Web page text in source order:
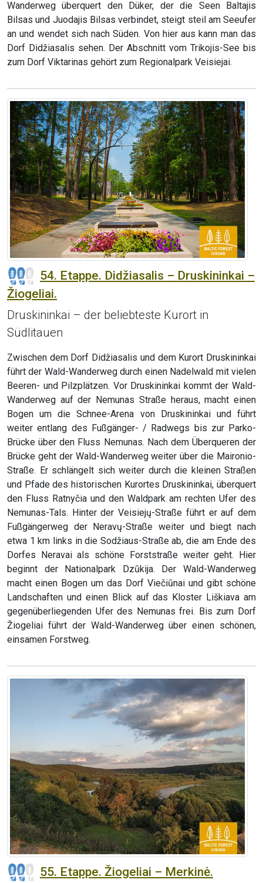
Wanderweg überquert den Düker, der die Seen Baltajis
Bilsas und Juodajis Bilsas verbindet, steigt steil am Seeufer
an und wendet sich nach Süden. Von hier aus kann man das
Dorf Didžiasalis sehen. Der Abschnitt vom Trikojis-See bis
zum Dorf Viktarinas gehört zum Regionalpark Veisiejai.
54. Etappe. Didžiasalis – Druskininkai –
Žiogeliai.
Druskininkai – der beliebteste Kurort in
Südlitauen
Zwischen dem Dorf Didžiasalis und dem Kurort Druskininkai
führt der Wald-Wanderweg durch einen Nadelwald mit vielen
Beeren- und Pilzplätzen. Vor Druskininkai kommt der Wald-
Wanderweg auf der Nemunas Straße heraus, macht einen
Bogen um die Schnee-Arena von Druskininkai und führt
weiter entlang des Fußgänger- / Radwegs bis zur Parko-
Brücke über den Fluss Nemunas. Nach dem Überqueren der
Brücke geht der Wald-Wanderweg weiter über die Maironio-
Straße. Er schlängelt sich weiter durch die kleinen Straßen
und Pfade des historischen Kurortes Druskininkai, überquert
den Fluss Ratnyčia und den Waldpark am rechten Ufer des
Nemunas-Tals. Hinter der Veisiejų-Straße führt er auf dem
Fußgängerweg der Neravų-Straße weiter und biegt nach
etwa 1 km links in die Sodžiaus-Straße ab, die am Ende des
Dorfes Neravai als schöne Forststraße weiter geht. Hier
beginnt der Nationalpark Dzūkija. Der Wald-Wanderweg
macht einen Bogen um das Dorf Viečiūnai und gibt schöne
Landschaften und einen Blick auf das Kloster Liškiava am
gegenüberliegenden Ufer des Nemunas frei. Bis zum Dorf
Žiogeliai führt der Wald-Wanderweg über einen schönen,
einsamen Forstweg.
55. Etappe. Žiogeliai – Merkinė.